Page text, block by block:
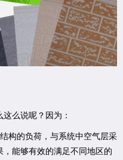
么说呢？因为：
构的负荷，与系统中空气层采
能够有效的满足不同地区的